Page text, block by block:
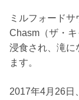
ミルフォード
Chasm（ザ・
浸食され、滝に
ます。
2017年4月26日